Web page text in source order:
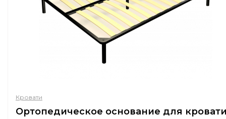
Кровати
Ортопедическое основание для